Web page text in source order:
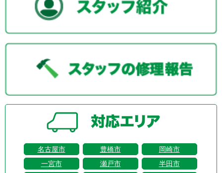
名古屋市 豊橋市
岡崎市
一宮市
瀬戸市
半田市